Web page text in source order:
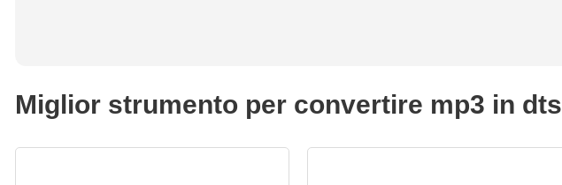
Miglior strumento per convertire mp3 in dts